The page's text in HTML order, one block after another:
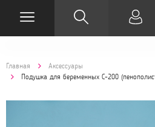
Главная
Аксессуары
Подушка для беременных C-200